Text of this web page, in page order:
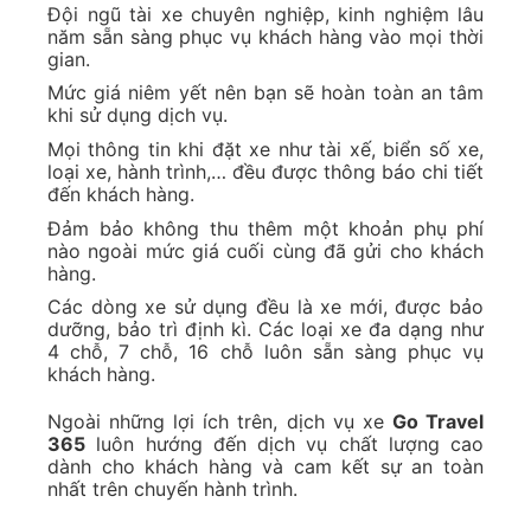
Đội ngũ tài xe chuyên nghiệp, kinh nghiệm lâu
năm sẵn sàng phục vụ khách hàng vào mọi thời
gian.
Mức giá niêm yết nên bạn sẽ hoàn toàn an tâm
khi sử dụng dịch vụ.
Mọi thông tin khi đặt xe như tài xế, biển số xe,
loại xe, hành trình,… đều được thông báo chi tiết
đến khách hàng.
Đảm bảo không thu thêm một khoản phụ phí
nào ngoài mức giá cuối cùng đã gửi cho khách
hàng.
Các dòng xe sử dụng đều là xe mới, được bảo
dưỡng, bảo trì định kì. Các loại xe đa dạng như
4 chỗ, 7 chỗ, 16 chỗ luôn sẵn sàng phục vụ
khách hàng.
Ngoài những lợi ích trên, dịch vụ xe Go Travel
365 luôn hướng đến dịch vụ chất lượng cao
dành cho khách hàng và cam kết sự an toàn
nhất trên chuyến hành trình.